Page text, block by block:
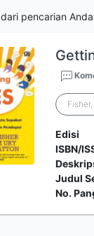
dari pencarian
Edisi
ISBN/
Judul
No.